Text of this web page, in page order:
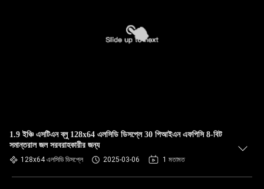
1.9 ইঞ্চি এসটিএন ব্লু 128x64 এলসিডি ডিসপ্লে 30 পিআইএন এফপিসি 8-বিট
সমান্তরাল জল সরবরাহকারীর জন্য
128x64 এলসিডি ডিসপ্লে 2025-03-06 1 মতামত